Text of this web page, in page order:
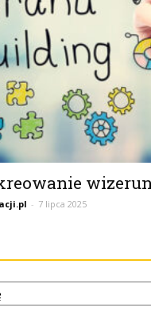
- 7 lipca 2025